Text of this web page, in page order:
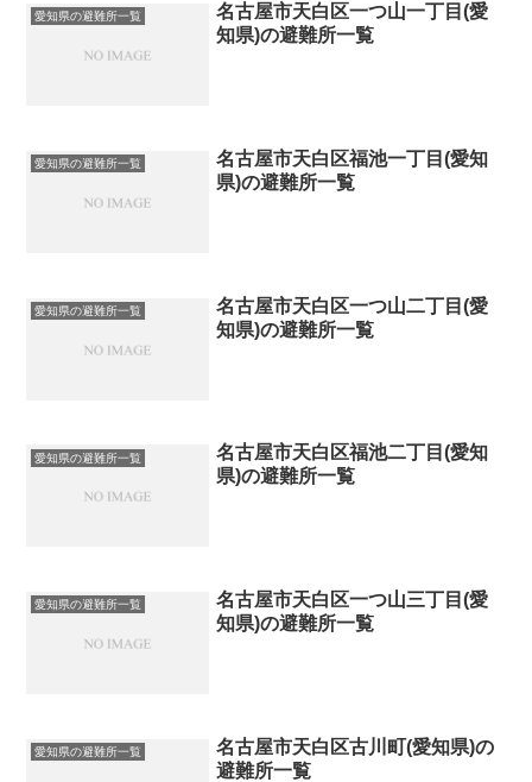
愛知県の避難所一覧
名古屋市天白区一つ山一丁目(愛
知県)の避難所一覧
愛知県の避難所一覧
名古屋市天白区福池一丁目(愛知
県)の避難所一覧
愛知県の避難所一覧
名古屋市天白区一つ山二丁目(愛
知県)の避難所一覧
愛知県の避難所一覧
名古屋市天白区福池二丁目(愛知
県)の避難所一覧
愛知県の避難所一覧
名古屋市天白区一つ山三丁目(愛
知県)の避難所一覧
愛知県の避難所一覧
名古屋市天白区古川町(愛知県)の
避難所一覧